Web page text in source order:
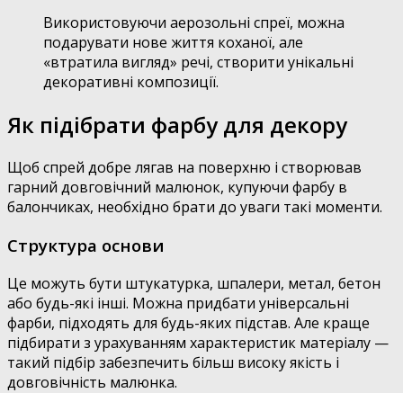
Використовуючи аерозольні спреї, можна
подарувати нове життя коханої, але
«втратила вигляд» речі, створити унікальні
декоративні композиції.
Як підібрати фарбу для декору
Щоб спрей добре лягав на поверхню і створював
гарний довговічний малюнок, купуючи фарбу в
балончиках, необхідно брати до уваги такі моменти.
Структура основи
Це можуть бути штукатурка, шпалери, метал, бетон
або будь-які інші. Можна придбати універсальні
фарби, підходять для будь-яких підстав. Але краще
підбирати з урахуванням характеристик матеріалу —
такий підбір забезпечить більш високу якість і
довговічність малюнка.